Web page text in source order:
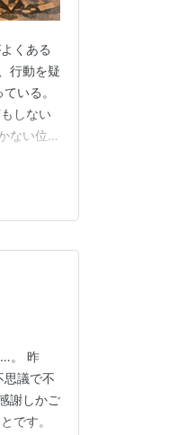
くある
行動を疑
いる。
しない
ない位置
ら。自
。 昨
思議で不
謝しかご
です。